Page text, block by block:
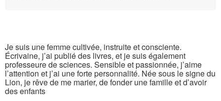
Je suis une femme cultivée, instruite et consciente.
Écrivaine, j’ai publié des livres, et je suis également
professeure de sciences. Sensible et passionnée, j’aime
l’attention et j’ai une forte personnalité. Née sous le signe du
Lion, je rêve de me marier, de fonder une famille et d’avoir
des enfants